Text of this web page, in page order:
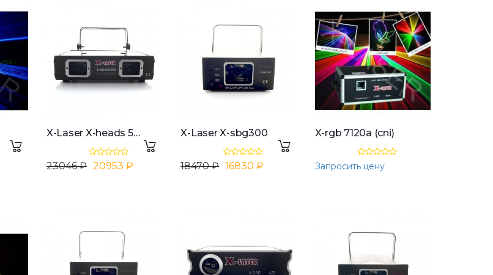
X-Laser X-heads 562
23046 ₽ 20953 ₽
X-Laser X-sbg300
18470 ₽ 16830 ₽
X-rgb 7120a (cni)
Запросить цену